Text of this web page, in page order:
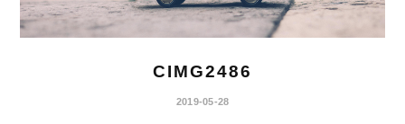
CIMG2486
2019-05-28